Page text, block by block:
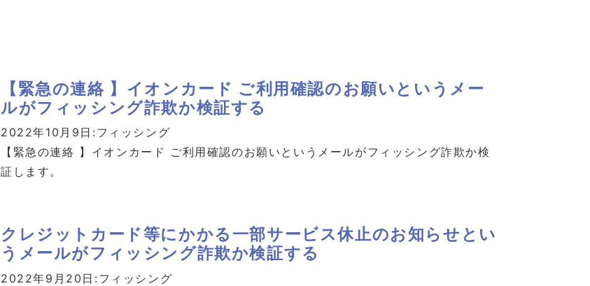
【緊急の連絡 】イオンカード ご利用確認のお願いというメー
ルがフィッシング詐欺か検証する
2022年10月9日: フィッシング
【緊急の連絡 】イオンカード ご利用確認のお願いというメールがフィッシング詐欺か検
証します。
クレジットカード等にかかる一部サービス休止のお知らせとい
うメールがフィッシング詐欺か検証する
2022年9月20日: フィッシング